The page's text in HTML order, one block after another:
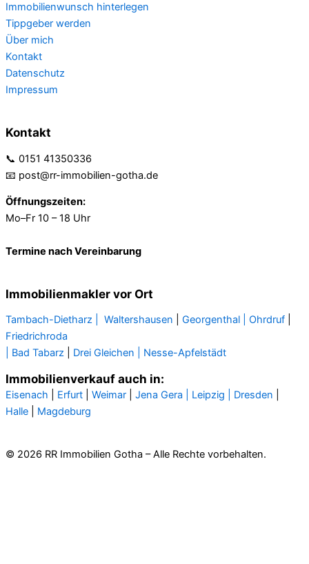
Immobilienwunsch hinterlegen
Tippgeber werden
Über mich
Kontakt
Datenschutz
Impressum
Kontakt
📞 0151 41350336
📧 post@rr-immobilien-gotha.de
Öffnungszeiten:
Mo–Fr 10 – 18 Uhr
Termine nach Vereinbarung
Immobilienmakler vor Ort
Tambach-Dietharz | Waltershausen Georgenthal | Ohrdruf
Friedrichroda
| Bad Tabarz
Drei Gleichen | Nesse-Apfelstädt
Immobilienverkauf auch in:
Eisenach Erfurt Weimar Jena Gera | Leipzig | Dresden
Halle
Magdeburg
© 2026 RR Immobilien Gotha – Alle Rechte vorbehalten.